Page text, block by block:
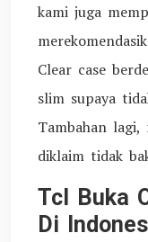
kami juga
Clear case
slim supaya
Tambahan
diklaim tidak
Tcl Buka
Di